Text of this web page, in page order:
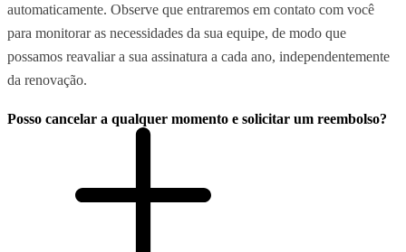
automaticamente. Observe que entraremos em contato com você
para monitorar as necessidades da sua equipe, de modo que
possamos reavaliar a sua assinatura a cada ano, independentemente
da renovação.
Posso cancelar a qualquer momento e solicitar um reembolso?